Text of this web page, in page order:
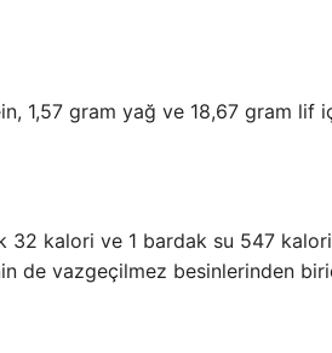
1,57 gram yağ ve 18,67 gram lif
32 kalori ve 1 bardak su 547 kalori
de vazgeçilmez besinlerinden